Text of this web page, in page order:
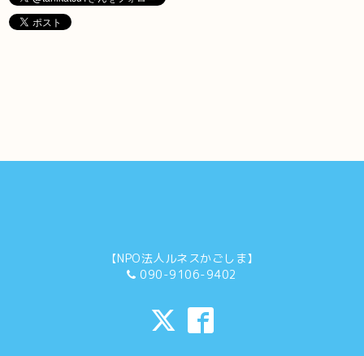
【NPO法人ルネスかごしま】
090-9106-9402